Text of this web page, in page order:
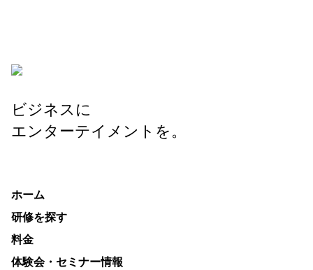
ビジネスに
エンターテイメントを。
ホーム
研修を探す
料金
体験会・セミナー情報